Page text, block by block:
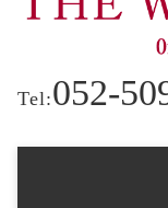
Tel:052-